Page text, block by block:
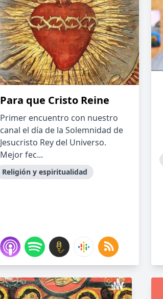
Para que Cristo Reine
Primer encuentro con nuestro
canal el día de la Solemnidad de
Jesucristo Rey del Universo.
Mejor fec...
Religión y espiritualidad